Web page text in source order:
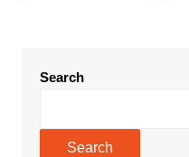
Search
Search